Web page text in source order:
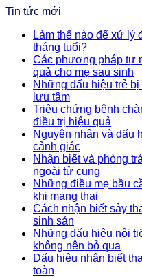
Tin tức mới
Làm thế nào để xử lý
tháng tuổi?
Các phương pháp tự
quả cho mẹ sau sinh
Những dấu hiệu trẻ
lưu tâm
Triệu chứng bệnh
điều trị hiệu quả
Nguyên nhân và dấu
cảnh giác
Nhận biết và phòng
ngoài tử cung
Những điều mẹ bầu
khi mang thai
Cách nhận biết sảy
sinh sản
Những dấu hiệu nội
không nên bỏ qua
Dấu hiệu nhận biết
toàn